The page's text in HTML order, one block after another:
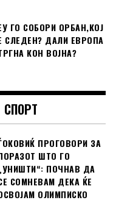
ГО СОБОРИ ОРБАН,КОЈ
СЛЕДЕН? ДАЛИ ЕВРОПА
КОН ВОЈНА?
СПОРТ
ПРОГОВОРИ ЗА
ШТО ГО
ПОЧНАВ ДА
СОМНЕВАМ ДЕКА ЌЕ
ОЛИМПИСКО